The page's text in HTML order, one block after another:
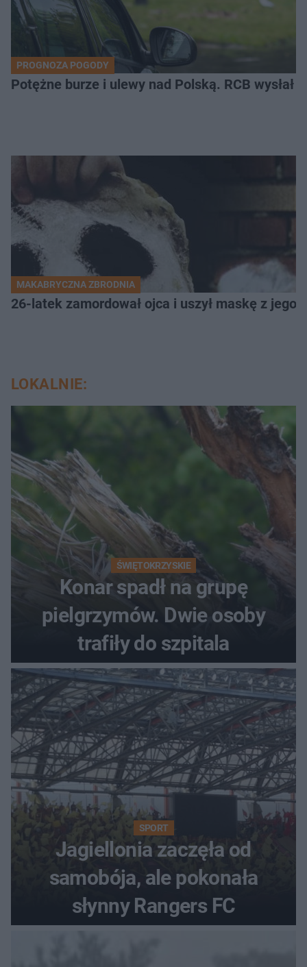
PROGNOZA POGODY
Potężne burze i ulewy nad Polską. RCB
MAKABRYCZNA ZBRODNIA
26-latek zamordował ojca i uszył maskę z
LOKALNIE:
ŚWIĘTOKRZYSKIE
Konar spadł na grupę
pielgrzymów. Dwie osoby
trafiły do szpitala
SPORT
Jagiellonia zaczęła od
samobója, ale pokonała
słynny Rangers FC